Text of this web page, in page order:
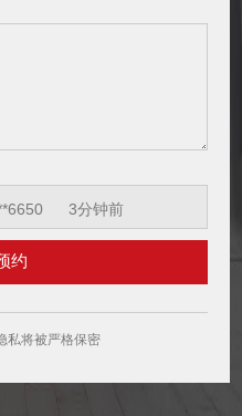
5分钟前
5分钟前
私将被严格保密